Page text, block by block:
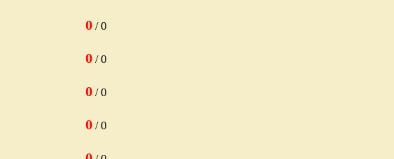
0/0
0/0
0/0
0/0